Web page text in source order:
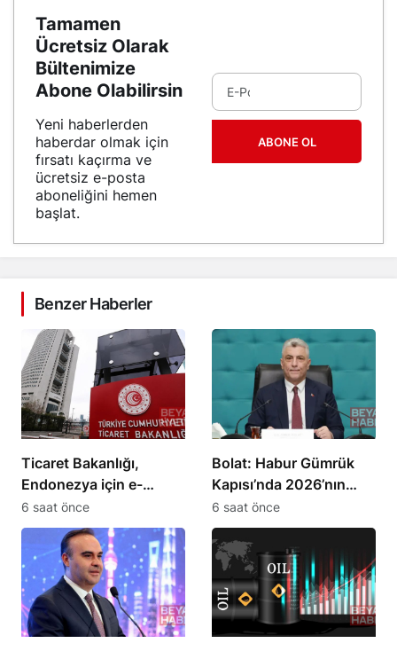
Tamamen
Ücretsiz Olarak
Bültenimize
Abone Olabilirsin
Yeni haberlerden
haberdar olmak için
fırsatı kaçırma ve
ücretsiz e-posta
aboneliğini hemen
başlat.
ABONE OL
Benzer Haberler
Ticaret Bakanlığı,
Endonezya için e-
ticaret rehberi yayımladı
6 saat önce
Bolat: Habur Gümrük
Kapısı’nda 2026’nın
günlük TIR çıkış rekoru
kırıldı
6 saat önce